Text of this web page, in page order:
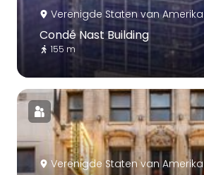
Verenigde Staten van Amerika
Condé Nast Building
155 m
Verenigde Staten van Amerika